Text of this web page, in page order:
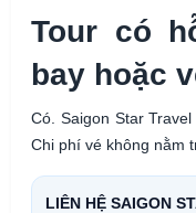
Tour có
bay hoặc
Có. Saigon Star
Chi phí vé không nằm
LIÊN HỆ SAIGON